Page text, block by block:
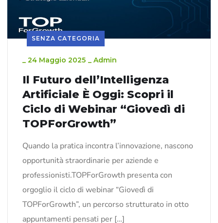
SENZA CATEGORIA
24 Maggio 2025 Admin
Il Futuro dell’Intelligenza
Artificiale È Oggi: Scopri il
Ciclo di Webinar “Giovedì di
TOPForGrowth”
Quando la pratica incontra l’innovazione, nascono
opportunità straordinarie per aziende e
professionisti.TOPForGrowth presenta con
orgoglio il ciclo di webinar “Giovedì di
TOPForGrowth”, un percorso strutturato in otto
appuntamenti pensati per […]